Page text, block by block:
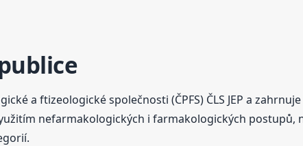
a ftizeologické společnosti (ČPFS) ČLS JEP a
nefarmakologických i farmakologických postupů,